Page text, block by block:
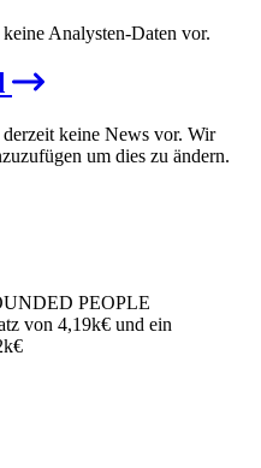
Analysten-Daten vor.
keine News vor. Wir
um dies zu ändern.
PEOPLE
von 4,19k€ und ein
€